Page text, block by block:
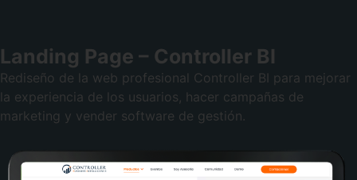
Landing Page – Controller BI
Rediseño de la web profesional Controller BI para mejorar
la experiencia de los usuarios, hacer campañas de
marketing y vender software de gestión.